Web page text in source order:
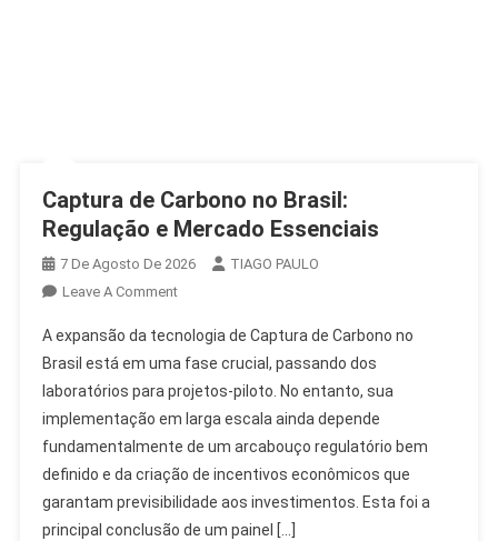
Captura de Carbono no Brasil:
Regulação e Mercado Essenciais
7 De Agosto De 2026
TIAGO PAULO
Leave A CommentOn
De
Carbono
No
Brasil:
Regulação
E
Mercado
Essenciais
A expansão da tecnologia de Captura de Carbono no
Brasil está em uma fase crucial, passando dos
laboratórios para projetos-piloto. No entanto, sua
implementação em larga escala ainda depende
fundamentalmente de um arcabouço regulatório bem
definido e da criação de incentivos econômicos que
garantam previsibilidade aos investimentos. Esta foi a
principal conclusão de um painel […]